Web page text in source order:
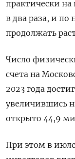
практически на
в два раза, и
продолжать
Число
счета на
2023 года
увеличившись
открыто 44,9
При этом в